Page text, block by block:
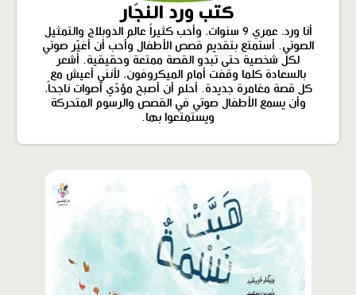
كتب ورد النجّار
أنا ورد، عمري 9 سنوات، وأحب كثيراً عالم الدوبلاج والتمثيل
الصوتي. أستمتع بتقديم قصص الأطفال وأحب أن أغيّر صوتي
لكل شخصية حتى تبدو القصة ممتعة وحقيقية. أشعر
بالسعادة كلما وقفت أمام الميكروفون، لأنني أعيش مع
كل قصة مغامرة جديدة. أحلم أن أصبح مؤدّي أصوات ناجحاً،
وأن يسمع الأطفال صوتي في القصص والرسوم المتحركة
ويستمتعوا بها.